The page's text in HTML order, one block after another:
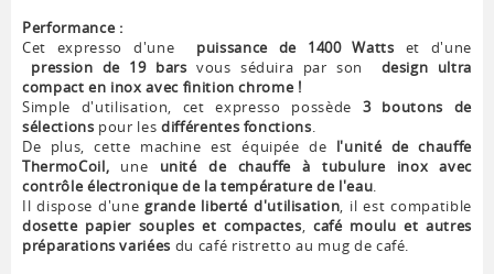
Performance :
Cet expresso d'une
puissance de 1400 Watts et d'une
pression de 19 bars vous séduira par son design ultra
compact en inox avec finition chrome !
Simple d'utilisation, cet expresso possède 3 boutons de
sélections pour lesdifférentes fonctions.
De plus, cette machine est équipée de l'unité de chauffe
ThermoCoil, une unité de chauffe à tubulure inox avec
contrôle électronique de la température de l'eau.
Il dispose d'unegrande liberté d'utilisation, il est compatible
dosette papier souples et compactes,café moulu et autres
préparations variées du café ristretto au mug de café.